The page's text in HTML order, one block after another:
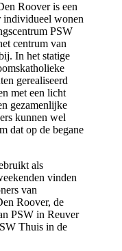
Roover is een
individueel wonen
PSW
centrum van
In het statige
gerealiseerd
met een licht
gezamenlijke
kunnen wel
dat op de begane
als
vinden
van
Roover, de
PSW in Reuver
Thuis in de